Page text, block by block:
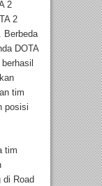
2
2
Berbeda
DOTA
tim
posisi
tim
di Road